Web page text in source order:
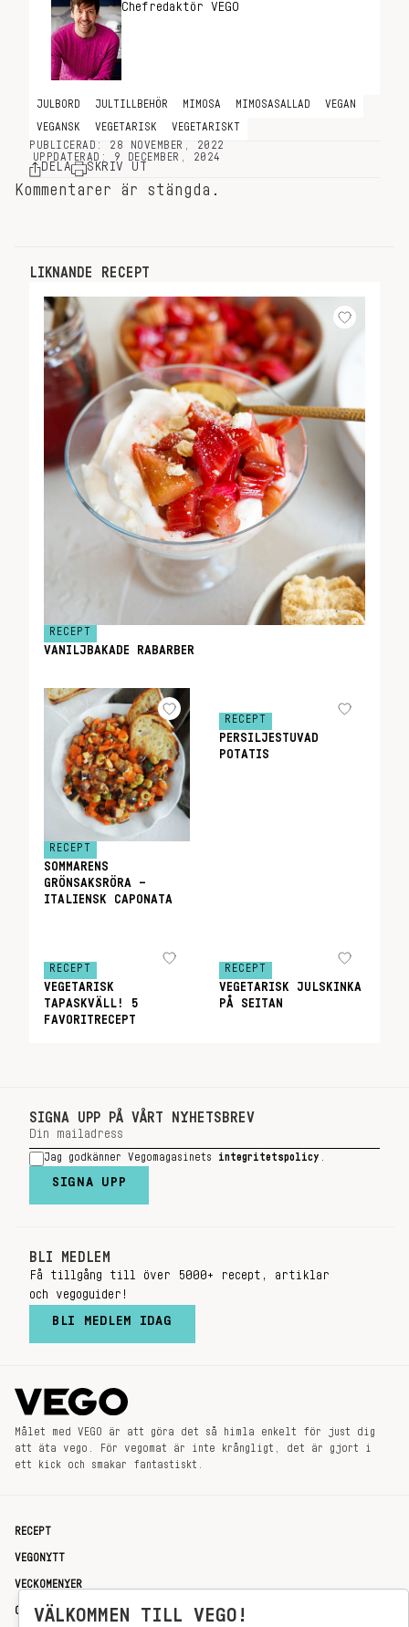
Chefredaktör VEGO
JULBORD JULTILLBEHÖR MIMOSA MIMOSASALLAD VEGAN
VEGANSK VEGETARISK
VEGETARISKT
PUBLICERAD: 28 NOVEMBER, 2022
UPPDATERAD: 9 DECEMBER, 2024
DELA SKRIV UT
Kommentarer är stängda.
LIKNANDE RECEPT
RECEPT
VANILJBAKADE RABARBER
RECEPT
SOMMARENS
GRÖNSAKSRÖRA –
ITALIENSK CAPONATA
RECEPT
PERSILJESTUVAD
POTATIS
RECEPT
VEGETARISK
TAPASKVÄLL! 5
FAVORITRECEPT
RECEPT
VEGETARISK JULSKINKA
PÅ SEITAN
SIGNA UPP PÅ VÅRT NYHETSBREV
Jag godkänner Vegomagasinets integritetspolicy
SIGNA UPP
BLI MEDLEM
Få tillgång till över 5000+ recept, artiklar
och vegoguider!
BLI MEDLEM IDAG
Målet med VEGO är att göra det så himla enkelt för just dig
att äta vego. För vegomat är inte krångligt, det är gjort i
ett kick och smakar fantastiskt.
RECEPT
VEGONYTT
VECKOMENYER
OM OSSVÄLKOMMEN TILL VEGO!